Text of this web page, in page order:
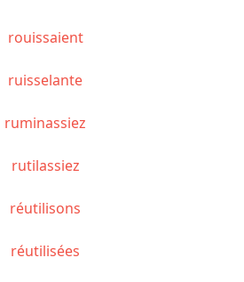
rouissaient
ruisselante
ruminassiez
rutilassiez
réutilisons
réutilisées